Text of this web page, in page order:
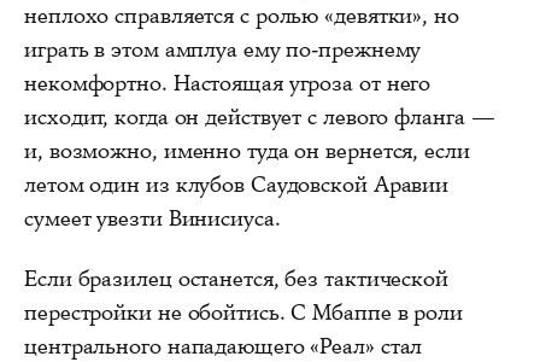
неплохо справляется с ролью «девятки», но
играть в этом амплуа ему по-прежнему
некомфортно. Настоящая угроза от него
исходит, когда он действует с левого фланга —
и, возможно, именно туда он вернется, если
летом один из клубов Саудовской Аравии
сумеет увезти Винисиуса.
Если бразилец останется, без тактической
перестройки не обойтись. С Мбаппе в роли
центрального нападающего «Реал» стал